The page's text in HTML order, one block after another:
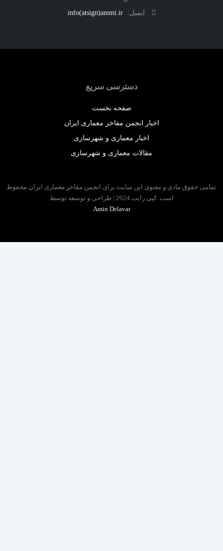
ایمیل:
info(atsign)ammi.ir
دسترسی سریع
صفحه نخست
اخبار انجمن مفاخر معماری ایران
اخبار معماری و شهرسازی
مقالات معماری و شهرسازی
حقوق مادی و معنوی این سایت برای انجمن مفاخر معماری ایران محفوظ
است. کپی رایت 2024 | طراحی و توسعه توسط
Amin Delavar